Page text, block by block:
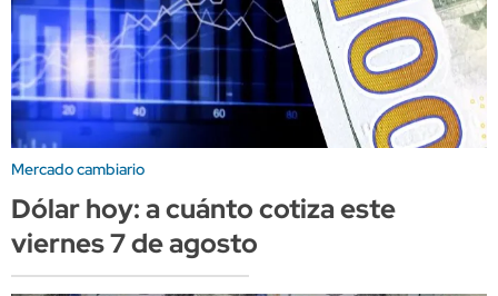
Mercado cambiario
Dólar hoy: a cuánto cotiza este
viernes 7 de agosto